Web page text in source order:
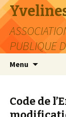
PUBLIQUE
Menu
Code de